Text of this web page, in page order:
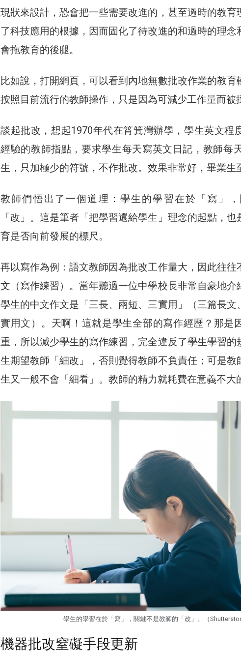
現狀來設計，恐會把一些需要改進的，甚至過時的教育
了科技應用的根據，因而固化了待改進的和過時的理念
會拖教育的後腿。
比如說，打開網頁，可以看到內地無數批改作業的教育
按照目前流行的教師操作，只是因為可減少工作量而被
談起批改，想起1970年代在筲箕灣辦學，學生英文程
經驗的教師指點，要求學生每天寫英文日記，教師每
生，只加極少的符號，不作批改。效果非常好，畢業生
教師們悟出了一個道理：學生的學習在於「寫」
「改」。這是筆者「把學習還給學生」理念的起點，
育是否向前發展的標尺。
再以寫作為例：語文教師因為批改工作量大，因此往往
文（寫作練習）。當年聽過一位中學校長非常自豪地介
學生的中文作文是「三長、兩短、三實用」（三篇長文
實用文）。天啊！這就是學生全部的寫作經歷？那是
重，所以減少學生的寫作練習，完全違反了學生學習的
生期望教師「細改」，否則覺得教師不負責任；可是教
生又一般不會「細看」。教師的精力就耗費在意義不大
學生的學習在於「寫」，關鍵不是教師的「改」。（
機器批改窒礙手段更新